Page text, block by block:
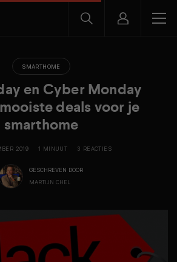
SMARTHOME
en Cyber Monday
deals voor je
smarthome
2019 1 MINUUT 3 REACTIES
GESCHREVEN DOOR
MARTIJN CHEL